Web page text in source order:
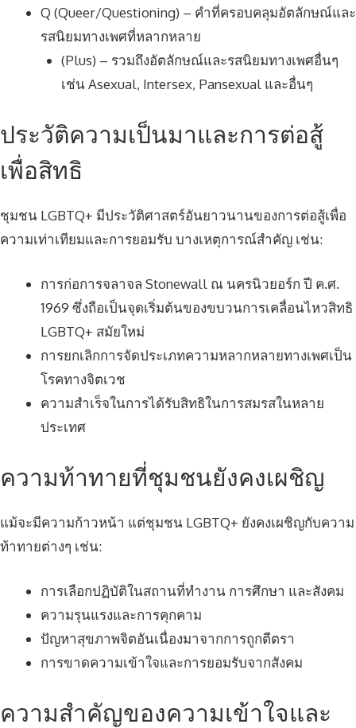
Q (Queer/Questioning) – คำที่ครอบคลุมอัตลักษณ์และ
รสนิยมทางเพศที่หลากหลาย
(Plus) – รวมถึงอัตลักษณ์และรสนิยมทางเพศอื่นๆ
เช่น Asexual, Intersex, Pansexual และอื่นๆ
ประวัติความเป็นมาและการต่อสู้
เพื่อสิทธิ
ชุมชน LGBTQ+ มีประวัติศาสตร์อันยาวนานของการต่อสู้เพื่อ
ความเท่าเทียมและการยอมรับ บางเหตุการณ์สำคัญ เช่น:
การก่อการจลาจล Stonewall ณ นครนิวยอร์ก ปี ค.ศ.
1969 ซึ่งถือเป็นจุดเริ่มต้นของขบวนการเคลื่อนไหวสิทธิ
LGBTQ+ สมัยใหม่
การยกเลิกการจัดประเภทความหลากหลายทางเพศเป็น
โรคทางจิตเวช
ความสำเร็จในการได้รับสิทธิในการสมรสในหลาย
ประเทศ
ความท้าทายที่ชุมชนยังคงเผชิญ
แม้จะมีความก้าวหน้า แต่ชุมชน LGBTQ+ ยังคงเผชิญกับความ
ท้าทายต่างๆ เช่น:
การเลือกปฏิบัติในสถานที่ทำงาน การศึกษา และสังคม
ความรุนแรงและการคุกคาม
ปัญหาสุขภาพจิตอันเนื่องมาจากการถูกตีตรา
การขาดความเข้าใจและการยอมรับจากสังคม
ความสำคัญของความเข้าใจและ